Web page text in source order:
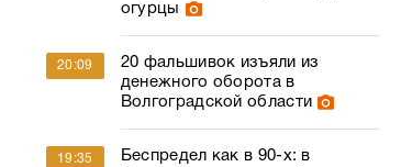
огурцы
20:09
20 фальшивок изъяли из
денежного оборота в
Волгоградской области
19:35
Беспредел как в 90-х: в